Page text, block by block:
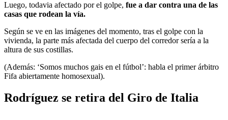
Luego, todavia afectado por el golpe, fue a dar contra una de las
casas que rodean la vía.
Según se ve en las imágenes del momento, tras el golpe con la
vivienda, la parte más afectada del cuerpo del corredor sería a la
altura de sus costillas.
(Además: ‘Somos muchos gais en el fútbol’: habla el primer árbitro
Fifa abiertamente homosexual).
Rodríguez se retira del Giro de Italia